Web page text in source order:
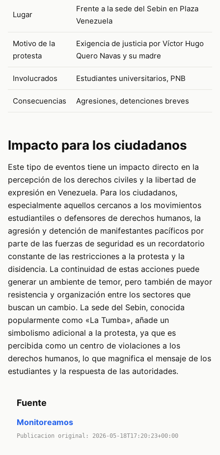
Lugar
Frente a la sede del Sebin en Plaza
Venezuela
Motivo de la
protesta
Exigencia de justicia por Víctor Hugo
Quero Navas y su madre
Involucrados Estudiantes universitarios, PNB
Consecuencias Agresiones, detenciones breves
Impacto para los ciudadanos
Este tipo de eventos tiene un impacto directo en la
percepción de los derechos civiles y la libertad de
expresión en Venezuela. Para los ciudadanos,
especialmente aquellos cercanos a los movimientos
estudiantiles o defensores de derechos humanos, la
agresión y detención de manifestantes pacíficos por
parte de las fuerzas de seguridad es un recordatorio
constante de las restricciones a la protesta y la
disidencia. La continuidad de estas acciones puede
generar un ambiente de temor, pero también de mayor
resistencia y organización entre los sectores que
buscan un cambio. La sede del Sebin, conocida
popularmente como «La Tumba», añade un
simbolismo adicional a la protesta, ya que es
percibida como un centro de violaciones a los
derechos humanos, lo que magnifica el mensaje de los
estudiantes y la respuesta de las autoridades.
Fuente
Monitoreamos
Publicacion original: 2026-05-18T17:20:23+00:00